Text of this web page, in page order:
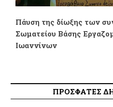
Πάυση της δίωξης των
Σωματείου Βάσης
Ιωαννίνων
ΠΡΟΣΦΑΤΕΣ